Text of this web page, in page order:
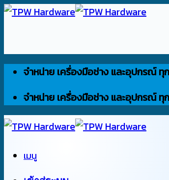
ข้าม
เนื้อหา
จำหน่าย เครื่องมือช่าง และอุปกรณ์ ทุ
จำหน่าย เครื่องมือช่าง และอุปกรณ์ ทุ
เมนู